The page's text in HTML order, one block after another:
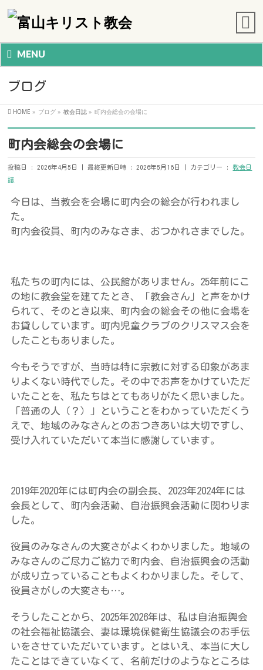
MENU
ブログ
HOME » ブログ » 教会日誌 » 町内会総会の会場に
町内会総会の会場に
投稿日 : 2026年4月5日 最終更新日時 : 2026年5月16日 カテゴリー : 教会日
誌
今日は、当教会を会場に町内会の総会が行われまし
た。
町内会役員、町内のみなさま、おつかれさまでした。
私たちの町内には、公民館がありません。25年前にこ
の地に教会堂を建てたとき、「教会さん」と声をかけ
られて、そのとき以来、町内会の総会その他に会場を
お貸ししています。町内児童クラブのクリスマス会を
したこともありました。
今もそうですが、当時は特に宗教に対する印象があま
りよくない時代でした。その中でお声をかけていただ
いたことを、私たちはとてもありがたく思いました。
「普通の人（？）」ということをわかっていただくう
えで、地域のみなさんとのおつきあいは大切ですし、
受け入れていただいて本当に感謝しています。
2019年2020年には町内会の副会長、2023年2024年には
会長として、町内会活動、自治振興会活動に関わりま
した。
役員のみなさんの大変さがよくわかりました。地域の
みなさんのご尽力ご協力で町内会、自治振興会の活動
が成り立っていることもよくわかりました。そして、
役員さがしの大変さも…。
そうしたことから、2025年2026年は、私は自治振興会
の社会福祉協議会、妻は環境保健衛生協議会のお手伝
いをさせていただいています。とはいえ、本当に大し
たことはできていなくて、名前だけのようなところは